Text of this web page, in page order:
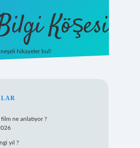
Köşesi
hikayeler bul!
ne anlatıyor ?
yıl ?